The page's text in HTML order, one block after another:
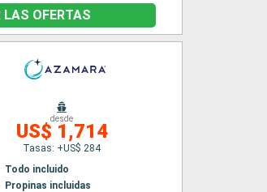
LAS OFERTAS
desde
US$ 1,714
Tasas: +US$ 284
Todo incluido
Propinas incluidas